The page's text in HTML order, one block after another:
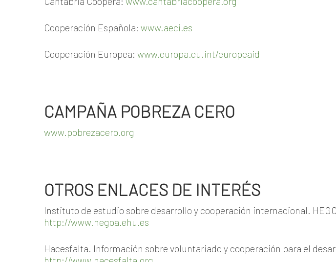
Cooperación Española: www.aeci.es
Cooperación Europea: www.europa.eu.int/europeaid
CAMPAÑA POBREZA CERO
www.pobrezacero.org
OTROS ENLACES DE INTERÉS
Instituto de estudio sobre desarrollo y cooperación internacional.
http://www.hegoa.ehu.es
Hacesfalta. Información sobre voluntariado y cooperación para el